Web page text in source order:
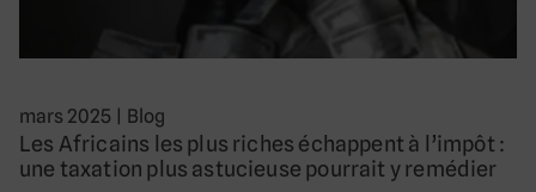
mars 2025 Blog
Les Africains les plus riches échappent à l’impôt :
une taxation plus astucieuse pourrait y remédier